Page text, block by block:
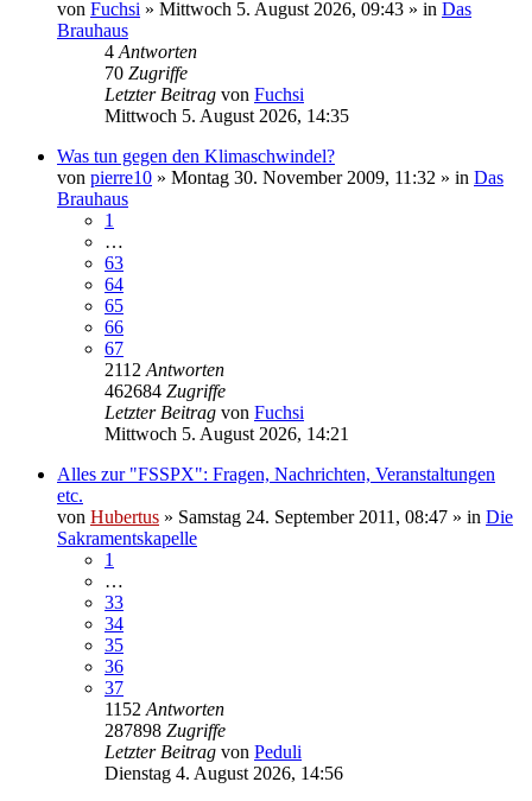
von Fuchsi » Mittwoch 5. August 2026, 09:43 » in Das
Brauhaus
4 Antworten
70 Zugriffe
Letzter Beitrag von Fuchsi
Mittwoch 5. August 2026, 14:35
Was tun gegen den Klimaschwindel?
von pierre10 » Montag 30. November 2009, 11:32 » in Das
Brauhaus
1
…
63
64
65
66
67
2112 Antworten
462684 Zugriffe
Letzter Beitrag von Fuchsi
Mittwoch 5. August 2026, 14:21
Alles zur "FSSPX": Fragen, Nachrichten, Veranstaltungen
etc.
von Hubertus » Samstag 24. September 2011, 08:47 » in Die
Sakramentskapelle
1
…
33
34
35
36
37
1152 Antworten
287898 Zugriffe
Letzter Beitrag von Peduli
Dienstag 4. August 2026, 14:56